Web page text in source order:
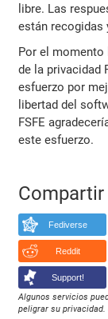
libre. Las
están recogidas
Por el momento
de la privacidad
esfuerzo por
libertad del
FSFE
este esfuerzo.
Compartir
Fediverse
Reddit
Support!
Algunos servicios
peligrar su privacidad.